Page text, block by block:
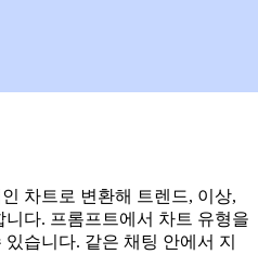
차트로 변환해 트렌드, 이상,
다. 프롬프트에서 차트 유형을
습니다. 같은 채팅 안에서 지